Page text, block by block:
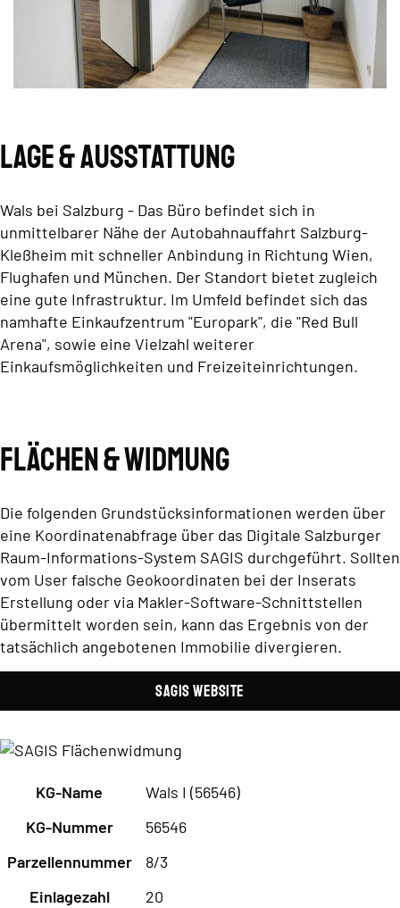
Lage & Ausstattung
Wals bei Salzburg - Das Büro befindet sich in
unmittelbarer Nähe der Autobahnauffahrt Salzburg-
Kleßheim mit schneller Anbindung in Richtung Wien,
Flughafen und München. Der Standort bietet zugleich
eine gute Infrastruktur. Im Umfeld befindet sich das
namhafte Einkaufzentrum "Europark", die "Red Bull
Arena", sowie eine Vielzahl weiterer
Einkaufsmöglichkeiten und Freizeiteinrichtungen.
Flächen & Widmung
Die folgenden Grundstücksinformationen werden über
eine Koordinatenabfrage über das Digitale Salzburger
Raum-Informations-System SAGIS durchgeführt. Sollten
vom User falsche Geokoordinaten bei der Inserats
Erstellung oder via Makler-Software-Schnittstellen
übermittelt worden sein, kann das Ergebnis von der
tatsächlich angebotenen Immobilie divergieren.
SAGIS Website
KG-Name
Wals I (56546)
KG-Nummer
56546
Parzellennummer
8/3
Einlagezahl
20